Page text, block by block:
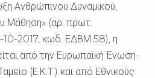
Ανθρώπινου Δυναμικού,
Μάθηση» (αρ. πρωτ.
2017, κωδ. ΕΔΒΜ 58), η
από την Ευρωπαϊκή Ένωση-
(Ε.Κ.Τ.) και από Εθνικούς